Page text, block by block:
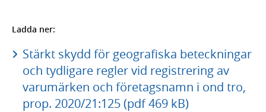
Ladda ner:
Stärkt skydd för geografiska beteckningar
och tydligare regler vid registrering av
varumärken och företagsnamn i ond tro,
prop. 2020/21:125 (pdf 469 kB)